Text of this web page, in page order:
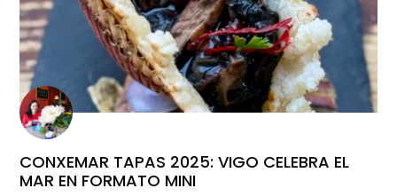
CONXEMAR TAPAS 2025: VIGO CELEBRA EL
MAR EN FORMATO MINI